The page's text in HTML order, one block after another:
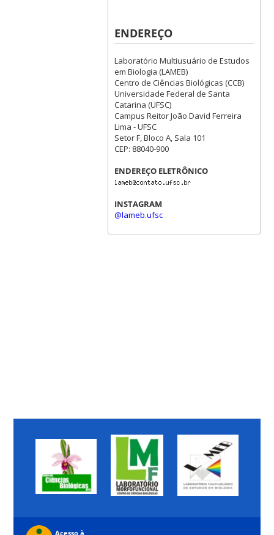
ENDEREÇO
Laboratório Multiusuário de Estudos
em Biologia (LAMEB)
Centro de Ciências Biológicas (CCB)
Universidade Federal de Santa
Catarina (UFSC)
Campus Reitor João David Ferreira
Lima - UFSC
Setor F, Bloco A, Sala 101
CEP: 88040-900
ENDEREÇO ELETRÔNICO
INSTAGRAM
@lameb.ufsc